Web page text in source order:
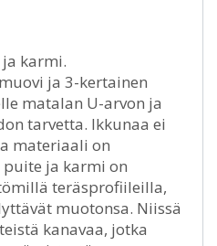
karmi.
ja 3-kertainen
matalan U-arvon ja
tarvetta. Ikkunaa ei
materiaali on
ja karmi on
teräsprofiileilla,
muotonsa. Niissä
kanavaa, jotka